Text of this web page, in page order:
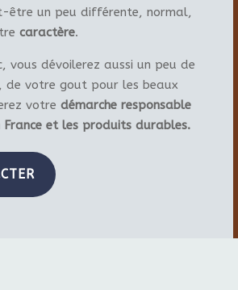
être un peu différente, normal,
caractère.
vous dévoilerez aussi un peu de
de votre gout pour les beaux
votre démarche responsable
France et les produits durables.